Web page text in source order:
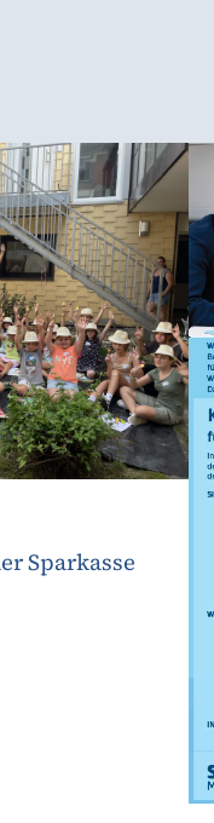
Sparkasse